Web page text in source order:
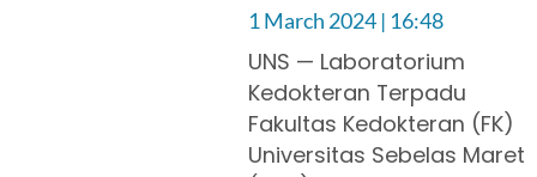
1 March 2024 16:48
UNS — Laboratorium
Kedokteran Terpadu
Fakultas Kedokteran (FK)
Universitas Sebelas Maret